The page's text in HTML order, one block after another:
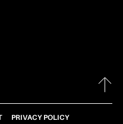
PRIVACY POLICY